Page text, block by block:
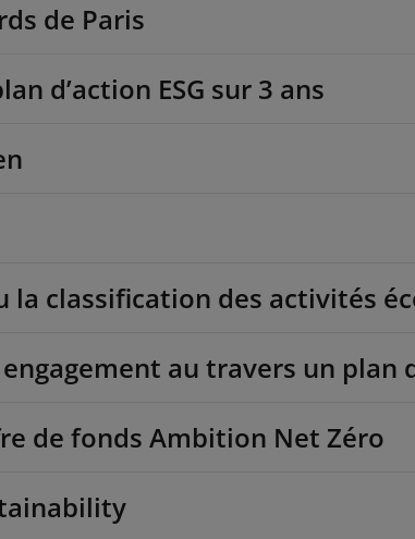
de Paris
d’action ESG sur 3 ans
la classification des activités
au travers un plan
de fonds Ambition Net Zéro